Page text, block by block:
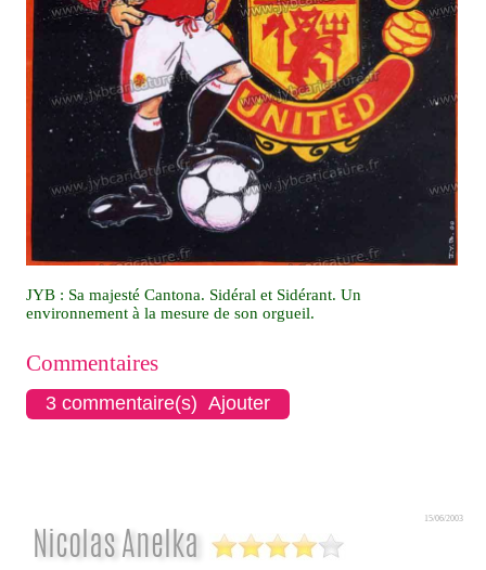
JYB : Sa majesté Cantona. Sidéral et Sidérant. Un
environnement à la mesure de son orgueil.
Commentaires
3 commentaire(s) Ajouter
Nicolas Anelka
15/06/2003